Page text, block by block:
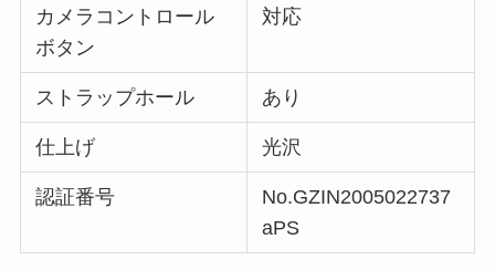
カメラコントロール
ボタン
対応
ストラップホール あり
仕上げ 光沢
認証番号
No.GZIN2005022737
aPS